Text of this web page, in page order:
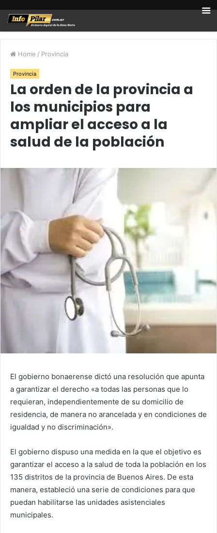
Home / Provincia
Provincia
La orden de la provincia a
los municipios para
ampliar el acceso a la
salud de la población
El gobierno bonaerense dictó una resolución que apunta
a garantizar el derecho «a todas las personas que lo
requieran, independientemente de su domicilio de
residencia, de manera no arancelada y en condiciones de
igualdad y no discriminación».
El gobierno dispuso una medida en la que el objetivo es
garantizar el acceso a la salud de toda la población en los
135 distritos de la provincia de Buenos Aires. De esta
manera, estableció una serie de condiciones para que
puedan habilitarse las unidades asistenciales
municipales.